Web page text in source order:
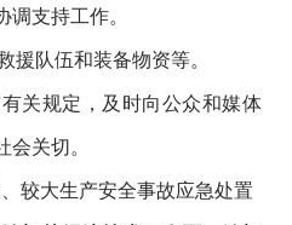
支持工作。
援队伍和装备物资等。
关规定，及时向公众和媒体
关切。
较大生产安全事故应急处置